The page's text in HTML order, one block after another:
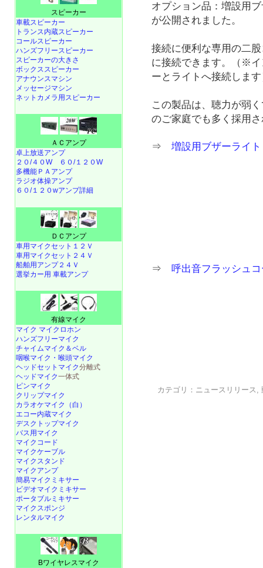
オプション品：増設用
が公開されました。
接続に便利な専用の二
に接続できます。（※
ーとライトへ接続しま
この製品は、聴力が弱
のご家庭でも多く採用
⇒増設用ブザーライ
⇒呼出音フラッシュ
カテゴリ： ニュースリリース ,
スピーカー
車載スピーカー
トランス内蔵スピーカー
コールスピーカー
ハンズフリースピーカー
スピーカーの大きさ
ボックススピーカー
アナウンスマシン
メッセージマシン
ネットカメラ用スピーカー
ＡＣアンプ
卓上放送アンプ
２０/４０W
６０/１２０W
多機能ＰＡアンプ
ラジオ体操アンプ
６０/１２０wアンプ詳細
ＤＣアンプ
車用マイクセット１２Ｖ
車用マイクセット２４Ｖ
船舶用アンプ２４Ｖ
選挙カー用 車載アンプ
有線マイク
マイク マイクロホン
ハンズフリーマイク
チャイムマイク＆ベル
咽喉マイク・喉頭マイク
ヘッドセットマイク分離式
ヘッドマイク一体式
ピンマイク
クリップマイク
カラオケマイク（白）
エコー内蔵マイク
デスクトップマイク
バス用マイク
マイクコード
マイクケーブル
マイクスタンド
マイクアンプ
簡易マイクミキサー
ビデオマイクミキサー
ポータブルミキサー
マイクスポンジ
レンタルマイク
Bワイヤレスマイク